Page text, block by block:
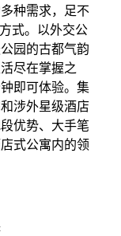
种需求，足不
式。以外交公
园的古都气韵
尽在掌握之
即可体验。集
涉外星级酒店
优势、大手笔
式公寓内的领